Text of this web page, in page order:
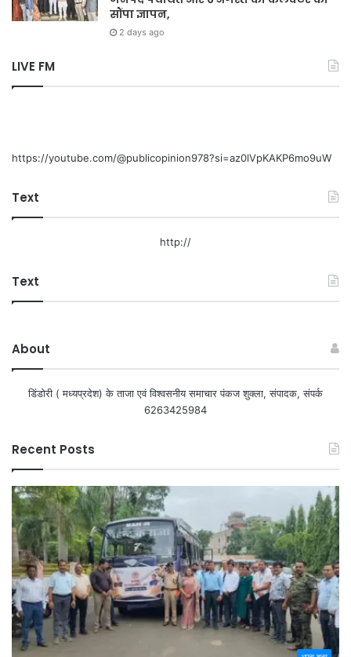
सौंपा ज्ञापन,
2 days ago
LIVE FM
https://youtube.com/@publicopinion978?si=az0lVpKAKP6mo9uW
Text
http://
Text
About
डिंडोरी ( मध्यप्रदेश) के ताजा एवं विश्वसनीय समाचार पंकज शुक्ला, संपादक, संपर्क
6263425984
Recent Posts